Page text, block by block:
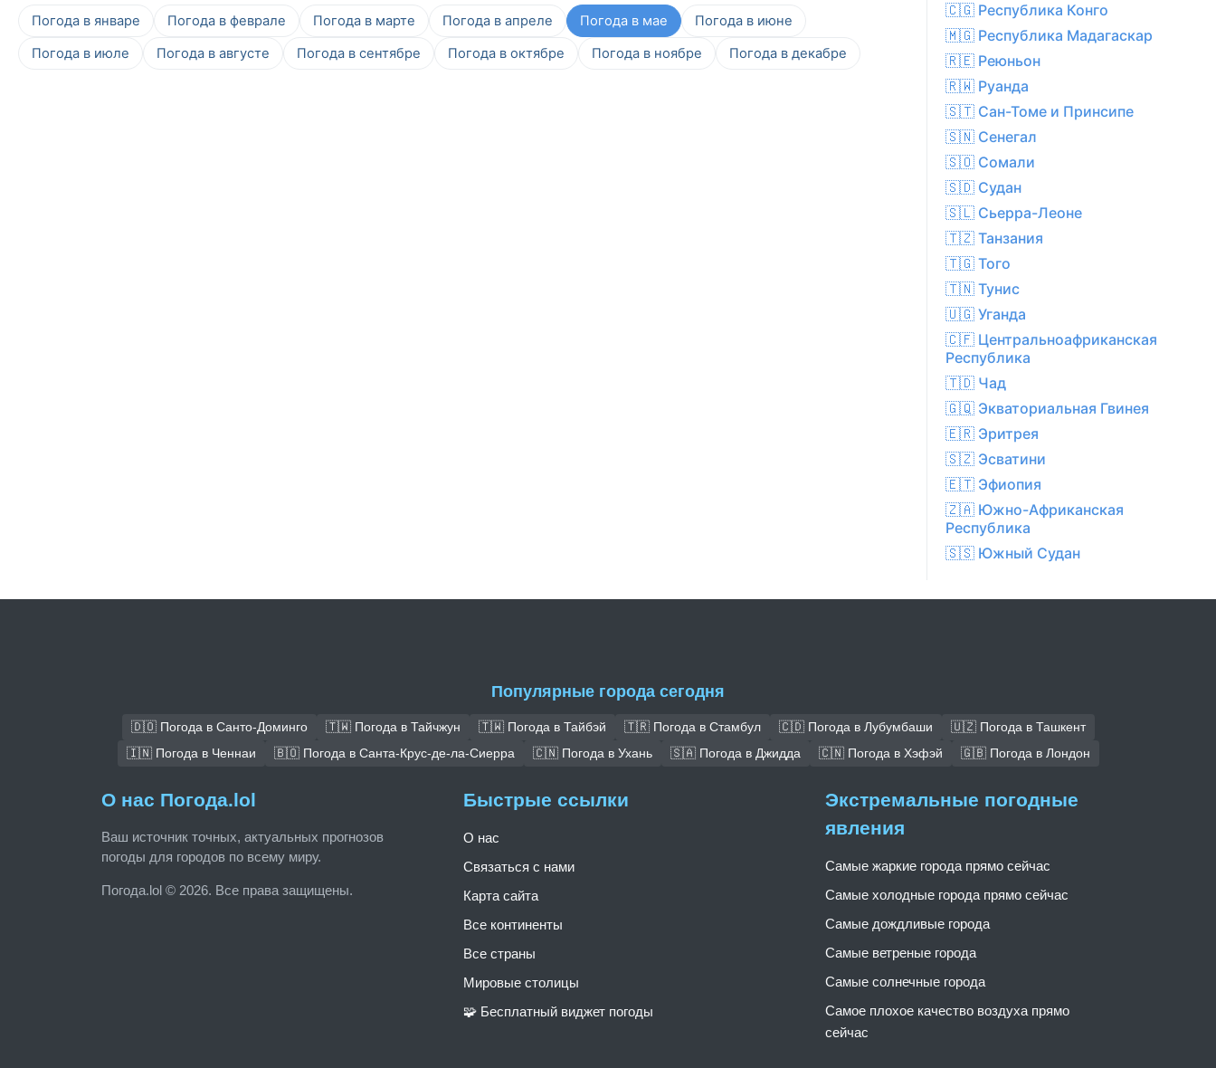
Погода в январе Погода в феврале Погода в марте Погода в апреле Погода в мае
Погода в июне
Погода в июле
Погода в августе Погода в сентябре Погода в октябре Погода в ноябре Погода в декабре
🇨🇬 Республика Конго
🇲🇬 Республика Мадагаскар
🇷🇪 Реюньон
🇷🇼 Руанда
🇸🇹 Сан-Томе и Принсипе
🇸🇳 Сенегал
🇸🇴 Сомали
🇸🇩 Судан
🇸🇱 Сьерра-Леоне
🇹🇿 Танзания
🇹🇬 Того
🇹🇳 Тунис
🇺🇬 Уганда
🇨🇫 Центральноафриканская
Республика
🇹🇩 Чад
🇬🇶 Экваториальная Гвинея
🇪🇷 Эритрея
🇸🇿 Эсватини
🇪🇹 Эфиопия
🇿🇦 Южно-Африканская
Республика
🇸🇸 Южный Судан
Популярные города сегодня
🇩🇴 Погода в Санто-Доминго 🇹🇼 Погода в Тайчжун 🇹🇼 Погода в Тайбэй 🇹🇷 Погода в Стамбул 🇨🇩 Погода в Лубумбаши
🇺🇿 Погода в Ташкент
🇮🇳 Погода в Ченнаи
🇧🇴 Погода в Санта-Крус-де-ла-Сиерра 🇨🇳 Погода в Ухань 🇸🇦 Погода в Джидда 🇨🇳 Погода в Хэфэй 🇬🇧 Погода в Лондон
О нас Погода.lol
Ваш источник точных, актуальных прогнозов
погоды для городов по всему миру.
Погода.lol © 2026. Все права защищены.
Быстрые ссылки
О нас
Связаться с нами
Карта сайта
Все континенты
Все страны
Мировые столицы
🧩 Бесплатный виджет погоды
Экстремальные погодные
явления
Самые жаркие города прямо сейчас
Самые холодные города прямо сейчас
Самые дождливые города
Самые ветреные города
Самые солнечные города
Самое плохое качество воздуха прямо
сейчас